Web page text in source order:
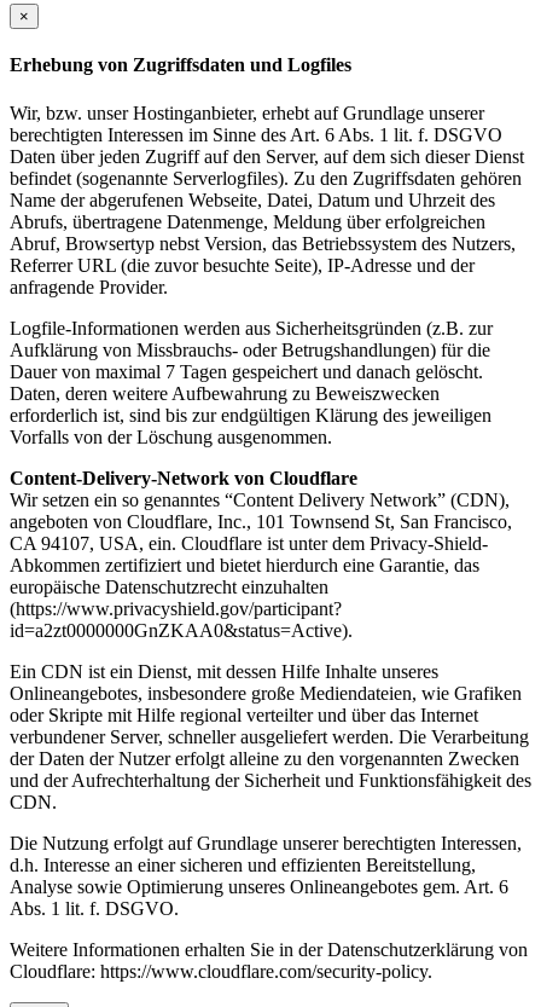
×
Erhebung von Zugriffsdaten und Logfiles
Wir, bzw. unser Hostinganbieter, erhebt auf Grundlage unserer
berechtigten Interessen im Sinne des Art. 6 Abs. 1 lit. f. DSGVO
Daten über jeden Zugriff auf den Server, auf dem sich dieser Dienst
befindet (sogenannte Serverlogfiles). Zu den Zugriffsdaten gehören
Name der abgerufenen Webseite, Datei, Datum und Uhrzeit des
Abrufs, übertragene Datenmenge, Meldung über erfolgreichen
Abruf, Browsertyp nebst Version, das Betriebssystem des Nutzers,
Referrer URL (die zuvor besuchte Seite), IP-Adresse und der
anfragende Provider.
Logfile-Informationen werden aus Sicherheitsgründen (z.B. zur
Aufklärung von Missbrauchs- oder Betrugshandlungen) für die
Dauer von maximal 7 Tagen gespeichert und danach gelöscht.
Daten, deren weitere Aufbewahrung zu Beweiszwecken
erforderlich ist, sind bis zur endgültigen Klärung des jeweiligen
Vorfalls von der Löschung ausgenommen.
Content-Delivery-Network von Cloudflare
Wir setzen ein so genanntes “Content Delivery Network” (CDN),
angeboten von Cloudflare, Inc., 101 Townsend St, San Francisco,
CA 94107, USA, ein. Cloudflare ist unter dem Privacy-Shield-
Abkommen zertifiziert und bietet hierdurch eine Garantie, das
europäische Datenschutzrecht einzuhalten
(https://www.privacyshield.gov/participant?
id=a2zt0000000GnZKAA0&status=Active).
Ein CDN ist ein Dienst, mit dessen Hilfe Inhalte unseres
Onlineangebotes, insbesondere große Mediendateien, wie Grafiken
oder Skripte mit Hilfe regional verteilter und über das Internet
verbundener Server, schneller ausgeliefert werden. Die Verarbeitung
der Daten der Nutzer erfolgt alleine zu den vorgenannten Zwecken
und der Aufrechterhaltung der Sicherheit und Funktionsfähigkeit des
CDN.
Die Nutzung erfolgt auf Grundlage unserer berechtigten Interessen,
d.h. Interesse an einer sicheren und effizienten Bereitstellung,
Analyse sowie Optimierung unseres Onlineangebotes gem. Art. 6
Abs. 1 lit. f. DSGVO.
Weitere Informationen erhalten Sie in der Datenschutzerklärung von
Cloudflare: https://www.cloudflare.com/security-policy.